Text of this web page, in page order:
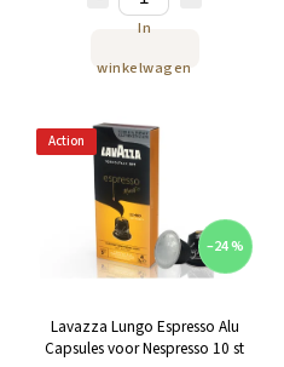
In
winkelwagen
Action
–24 %
Lavazza Lungo Espresso Alu
Capsules voor Nespresso 10 st